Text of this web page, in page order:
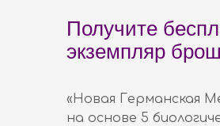
Получите
экземпляр
«Новая Германская
на основе 5